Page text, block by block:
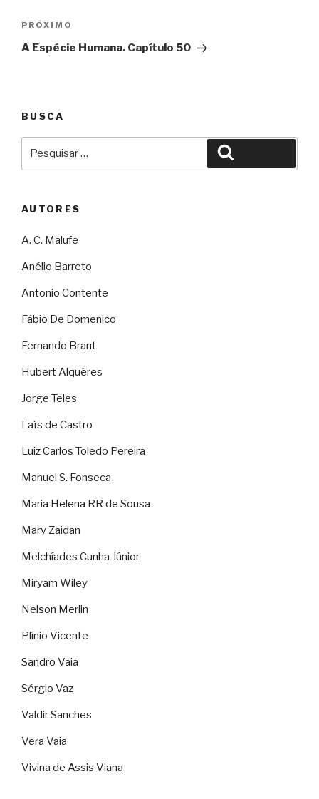
Próximo
PRÓXIMO
A Espécie Humana. Capítulo 50
BUSCA
AUTORES
A. C. Malufe
Anélio Barreto
Antonio Contente
Fábio De Domenico
Fernando Brant
Hubert Alquéres
Jorge Teles
Laïs de Castro
Luiz Carlos Toledo Pereira
Manuel S. Fonseca
Maria Helena RR de Sousa
Mary Zaidan
Melchíades Cunha Júnior
Miryam Wiley
Nelson Merlin
Plínio Vicente
Sandro Vaia
Sérgio Vaz
Valdir Sanches
Vera Vaia
Vivina de Assis Viana